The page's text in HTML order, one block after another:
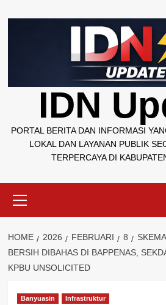
to
IDN
PORTAL BERITA DAN INFORMASI
LOKAL DAN LAYANAN PUBLIK
TERPERCAYA DI
Menu
HOME 2026 FEBRUARI 8
BERSIH DIBAHAS DI BAPPENAS,
KPBU UNSOLICITED
Banyuasin Infrastruktur